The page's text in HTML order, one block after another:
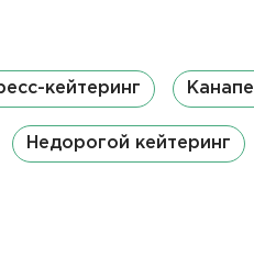
кейтеринг
Недорогой кейтеринг